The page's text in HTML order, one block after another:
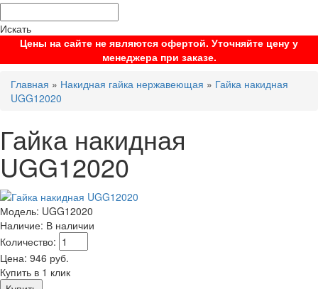
Искать
Цены на сайте не являются офертой. Уточняйте цену у
менеджера при заказе.
Главная » Накидная гайка нержавеющая » Гайка накидная
UGG12020
Гайка накидная
UGG12020
Модель: UGG12020
Наличие: В наличии
Количество:
Цена: 946 руб.
Купить в 1 клик